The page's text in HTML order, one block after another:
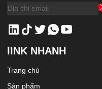
IINK NHANH
Trang chủ
Sản phẩm